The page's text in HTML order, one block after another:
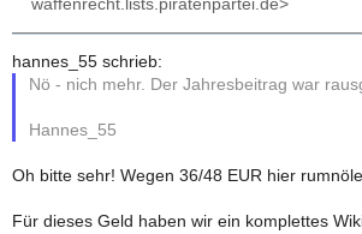
waffenrecht.lists.piratenpartei.de>
hannes_55 schrieb:
Nö - nich mehr. Der Jahresbeitrag war
Hannes_55
Oh bitte sehr! Wegen 36/48 EUR hier
Für dieses Geld haben wir ein komplettes